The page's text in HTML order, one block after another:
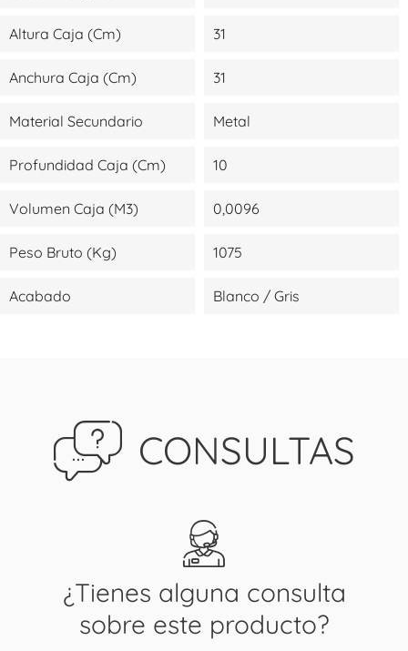
Altura Caja (cm) 31
Anchura Caja (cm) 31
Material Secundario Metal
Profundidad Caja (cm) 10
Volumen Caja (m3) 0,0096
Peso Bruto (kg) 1075
Acabado Blanco / Gris
CONSULTAS
¿Tienes alguna consulta
sobre este producto?